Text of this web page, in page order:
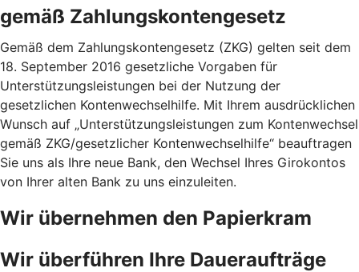
gemäß Zahlungskontengesetz
Gemäß dem Zahlungskontengesetz (ZKG) gelten seit dem
18. September 2016 gesetzliche Vorgaben für
Unterstützungsleistungen bei der Nutzung der
gesetzlichen Kontenwechselhilfe. Mit Ihrem ausdrücklichen
Wunsch auf „Unterstützungsleistungen zum Kontenwechsel
gemäß ZKG/gesetzlicher Kontenwechselhilfe“ beauftragen
Sie uns als Ihre neue Bank, den Wechsel Ihres Girokontos
von Ihrer alten Bank zu uns einzuleiten.
Wir übernehmen den Papierkram
Wir überführen Ihre Daueraufträge